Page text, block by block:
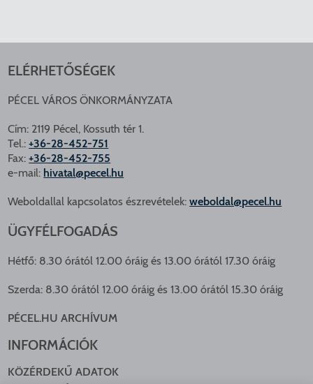
ELÉRHETŐSÉGEK
PÉCEL VÁROS ÖNKORMÁNYZATA
Cím: 2119 Pécel, Kossuth tér 1.
Tel.:+36-28-452-751
Fax:+36-28-452-755
e-mail: hivatal@pecel.hu
Weboldallal kapcsolatos észrevételek:weboldal@pecel.hu
ÜGYFÉLFOGADÁS
Hétfő: 8.30 órától 12.00 óráig és 13.00 órától 17.30 óráig
Szerda: 8.30 órától 12.00 óráig és 13.00 órától 15.30 óráig
PÉCEL.HU ARCHÍVUM
INFORMÁCIÓK
KÖZÉRDEKŰ ADATOK